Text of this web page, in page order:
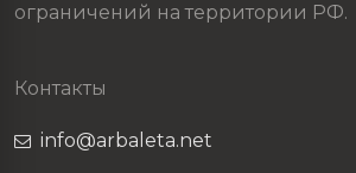
ограничений на территории РФ.
Контакты
info@arbaleta.net